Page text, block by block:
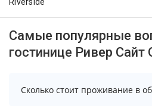
Riverside
Самые популярные
гостинице Ривер Сайт
Сколько стоит проживание в